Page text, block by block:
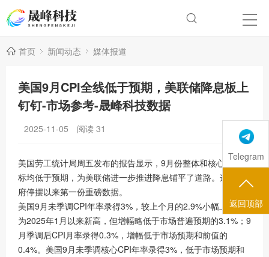
首页 新闻动态 媒体报道
美国9月CPI全线低于预期，美联储降息板上
钉钉-市场参考-晟峰科技数据
2025-11-05 阅读 31
美国劳工统计局周五发布的报告显示，9月份整体和核心通胀指
标均低于预期，为美联储进一步推进降息铺平了道路。这是政
府停摆以来第一份重磅数据。
美国9月未季调CPI年率录得3%，较上个月的2.9%小幅上升，
为2025年1月以来新高，但增幅略低于市场普遍预期的3.1%；9
月季调后CPI月率录得0.3%，增幅低于市场预期和前值的
0.4%。美国9月未季调核心CPI年率录得3%，低于市场预期和
Telegram
返回顶部